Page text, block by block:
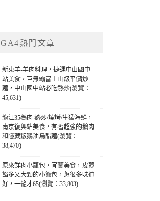
GA4熱門文章
新東羊-羊肉料理，捷運中山國中
站美食，巨無霸富士山級平價炒
麵，中山國中站必吃熱炒(瀏覽：
45,631)
龍江35鵝肉 熱炒/燒烤/生猛海鮮，
南京復興站美食，有著超強的鵝肉
和隱藏版鵝油烏醋麵(瀏覽：
38,470)
原來鮮肉小籠包，宜蘭美食，皮薄
餡多又大顆的小籠包，蔥很多味道
好，一籠才65(瀏覽：33,803)